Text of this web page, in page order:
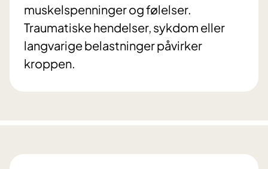
muskelspenninger og følelser.
Traumatiske hendelser, sykdom eller
langvarige belastninger påvirker
kroppen.